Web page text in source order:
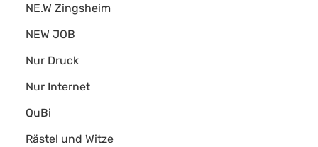
NE.W Zingsheim
NEW JOB
Nur Druck
Nur Internet
QuBi
Rästel und Witze